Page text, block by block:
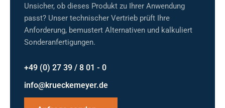
Unsicher, ob dieses Produkt zu Ihrer Anwendung
passt? Unser technischer Vertrieb prüft Ihre
Anforderung, bemustert Alternativen und kalkuliert
Sonderanfertigungen.
+49 (0) 27 39 / 8 01 - 0
info@krueckemeyer.de